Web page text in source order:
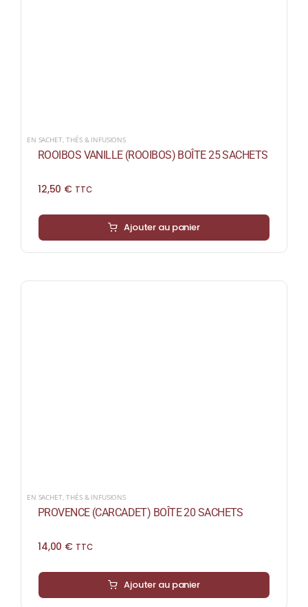
EN SACHET,THÉS & INFUSIONS
ROOIBOS VANILLE (ROOIBOS) BOÎTE 25 SACHETS
12,50 € TTC
Ajouter au panier
EN SACHET,THÉS & INFUSIONS
PROVENCE (CARCADET) BOÎTE 20 SACHETS
14,00 € TTC
Ajouter au panier